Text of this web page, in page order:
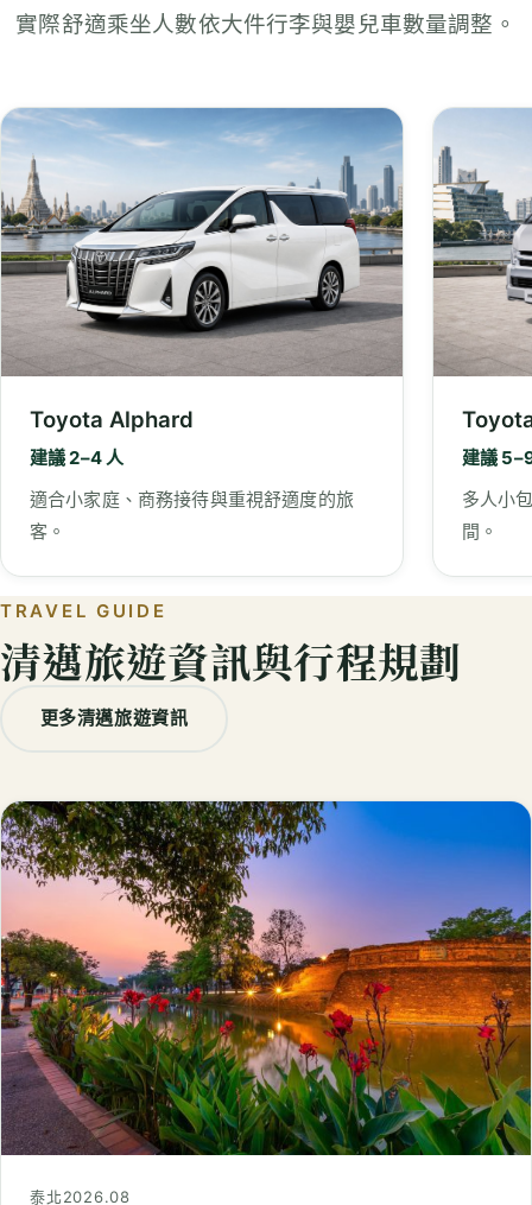
實際舒適乘坐人數依大件行李與嬰兒車數量調整。
Toyota Alphard
建議 2–4 人
適合小家庭、商務接待與重視舒適度的旅
客。
建議
多人小
間。
TRAVEL GUIDE
清邁旅遊資訊與行程規劃
更多清邁旅遊資訊
泰北2026.08